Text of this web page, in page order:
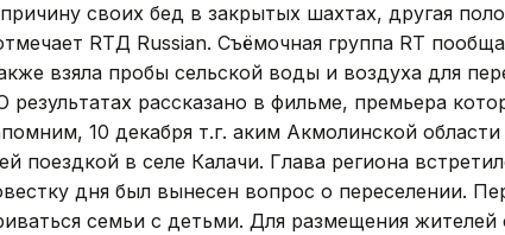
своих бед в закрытых шахтах, другая
RTД Russian. Съёмочная группа RT
взяла пробы сельской воды и воздуха для
рассказано в фильме, премьера
10 декабря т.г. аким Акмолинской области
поездкой в селе Калачи. Глава региона
дня был вынесен вопрос о переселении.
семьи с детьми. Для размещения жителей